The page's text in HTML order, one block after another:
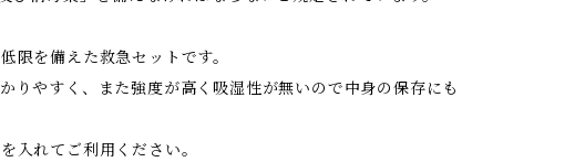
限を備えた救急セットです。
りやすく、また強度が高く吸湿性が無いので中身の保存にも
入れてご利用ください。